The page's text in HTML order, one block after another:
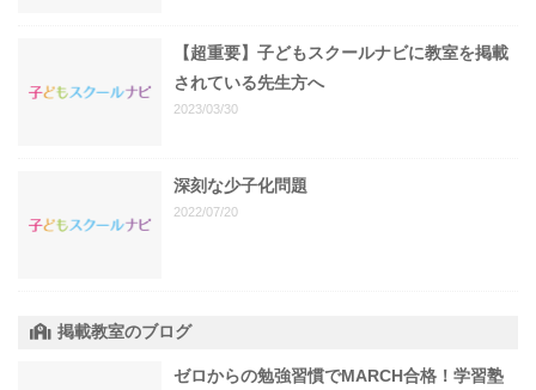
【超重要】子どもスクールナビに教室を掲載
されている先生方へ
2023/03/30
深刻な少子化問題
2022/07/20
掲載教室のブログ
ゼロからの勉強習慣でMARCH合格！学習塾